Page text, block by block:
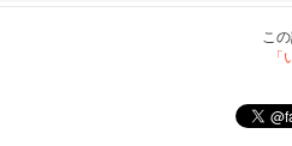
こ
「